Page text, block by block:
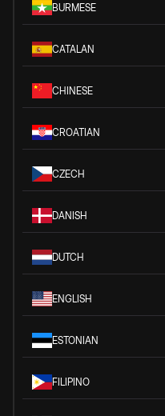
BURMESE
CATALAN
CHINESE
CROATIAN
CZECH
DANISH
DUTCH
ENGLISH
ESTONIAN
FILIPINO